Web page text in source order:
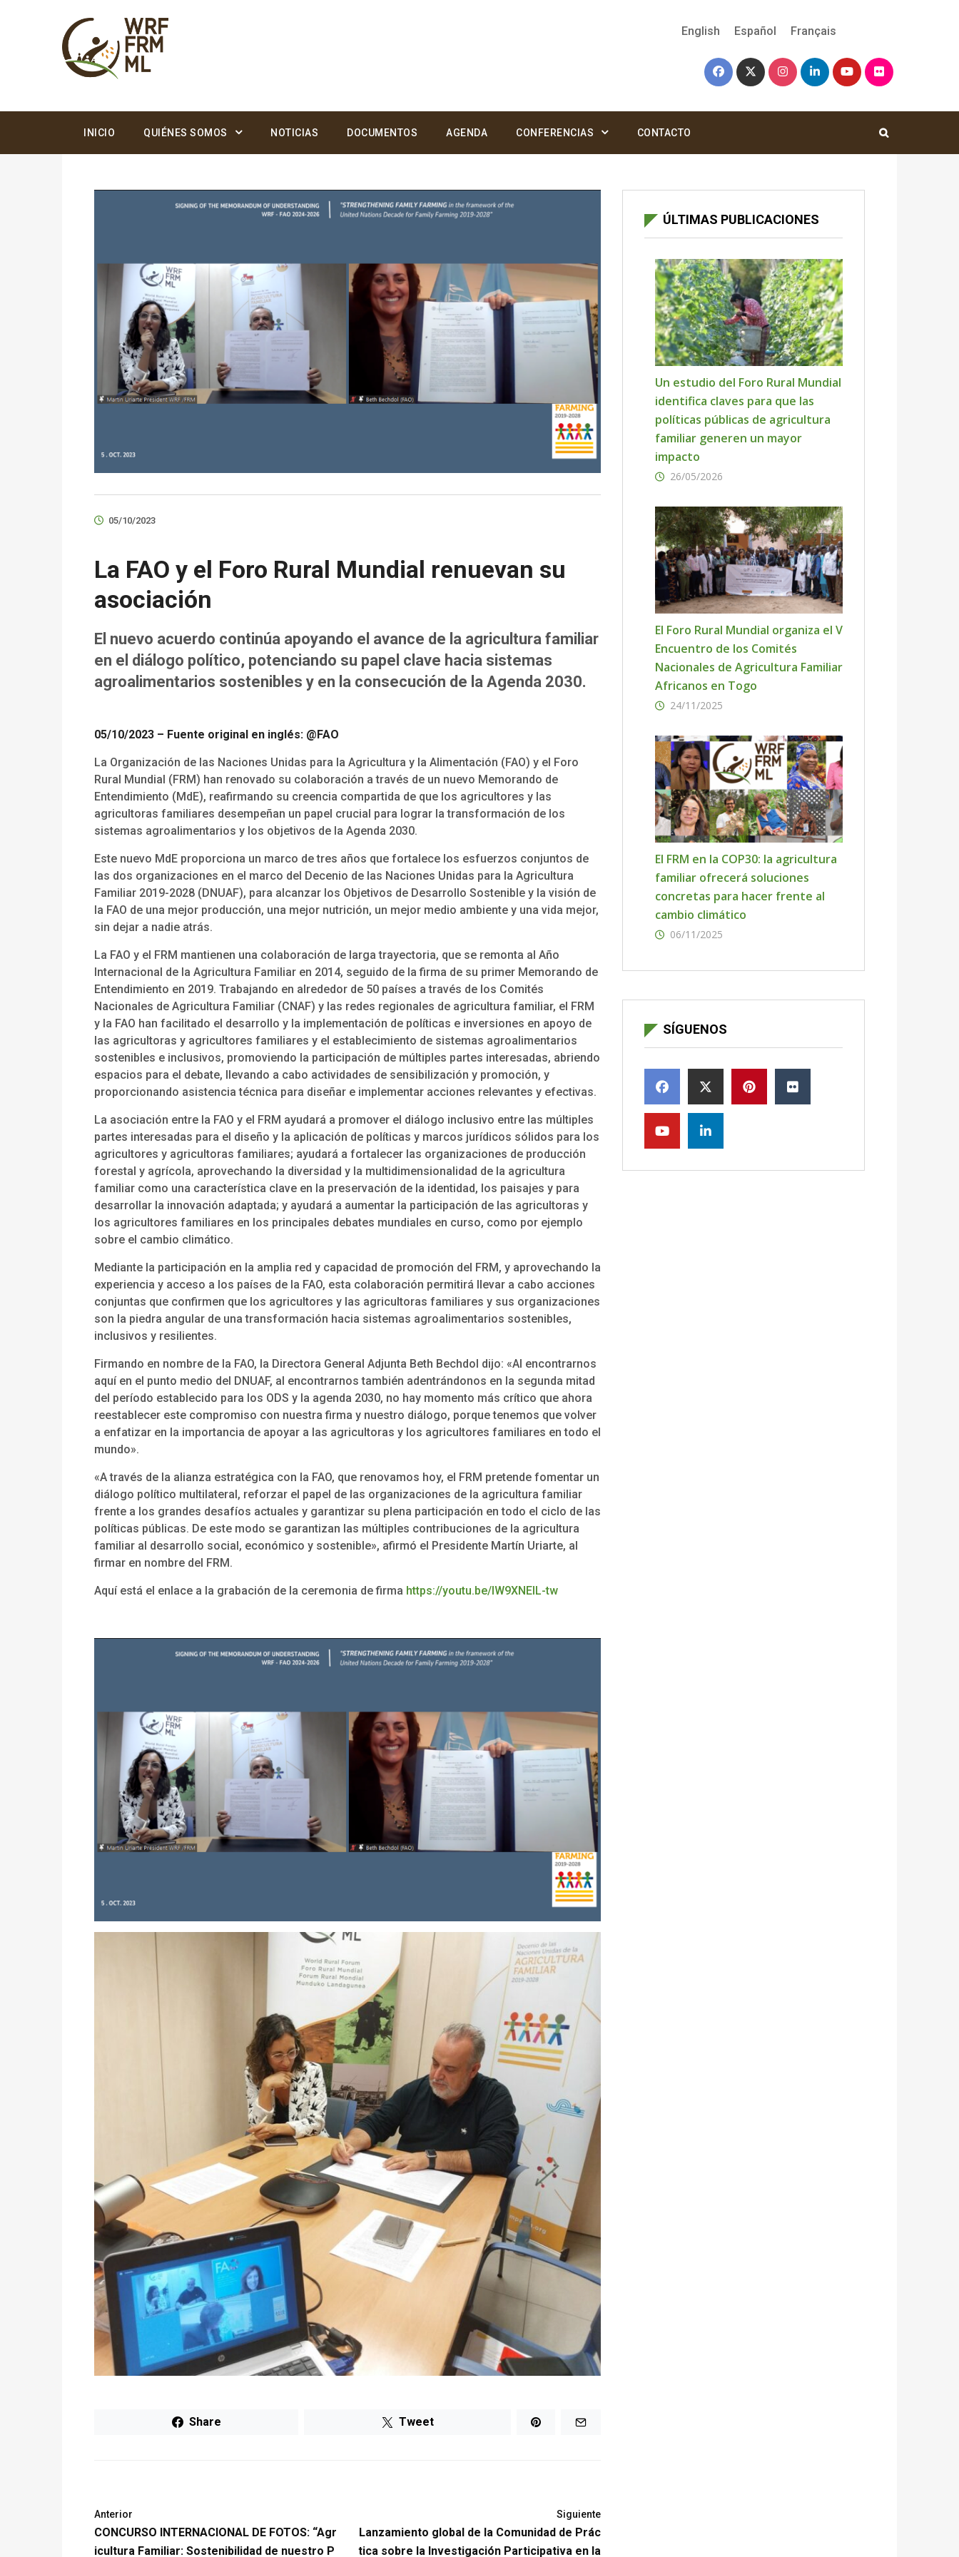
English Español Français
INICIO QUIÉNES SOMOS NOTICIAS DOCUMENTOS AGENDA CONFERENCIAS CONTACTO
05/10/2023
La FAO y el Foro Rural Mundial renuevan su
asociación
El nuevo acuerdo continúa apoyando el avance de la agricultura familiar
en el diálogo político, potenciando su papel clave hacia sistemas
agroalimentarios sostenibles y en la consecución de la Agenda 2030.
05/10/2023 – Fuente original en inglés: @FAO
La Organización de las Naciones Unidas para la Agricultura y la Alimentación (FAO) y el Foro
Rural Mundial (FRM) han renovado su colaboración a través de un nuevo Memorando de
Entendimiento (MdE), reafirmando su creencia compartida de que los agricultores y las
agricultoras familiares desempeñan un papel crucial para lograr la transformación de los
sistemas agroalimentarios y los objetivos de la Agenda 2030.
Este nuevo MdE proporciona un marco de tres años que fortalece los esfuerzos conjuntos de
las dos organizaciones en el marco del Decenio de las Naciones Unidas para la Agricultura
Familiar 2019-2028 (DNUAF), para alcanzar los Objetivos de Desarrollo Sostenible y la visión de
la FAO de una mejor producción, una mejor nutrición, un mejor medio ambiente y una vida mejor,
sin dejar a nadie atrás.
La FAO y el FRM mantienen una colaboración de larga trayectoria, que se remonta al Año
Internacional de la Agricultura Familiar en 2014, seguido de la firma de su primer Memorando de
Entendimiento en 2019. Trabajando en alrededor de 50 países a través de los Comités
Nacionales de Agricultura Familiar (CNAF) y las redes regionales de agricultura familiar, el FRM
y la FAO han facilitado el desarrollo y la implementación de políticas e inversiones en apoyo de
las agricultoras y agricultores familiares y el establecimiento de sistemas agroalimentarios
sostenibles e inclusivos, promoviendo la participación de múltiples partes interesadas, abriendo
espacios para el debate, llevando a cabo actividades de sensibilización y promoción, y
proporcionando asistencia técnica para diseñar e implementar acciones relevantes y efectivas.
La asociación entre la FAO y el FRM ayudará a promover el diálogo inclusivo entre las múltiples
partes interesadas para el diseño y la aplicación de políticas y marcos jurídicos sólidos para los
agricultores y agricultoras familiares; ayudará a fortalecer las organizaciones de producción
forestal y agrícola, aprovechando la diversidad y la multidimensionalidad de la agricultura
familiar como una característica clave en la preservación de la identidad, los paisajes y para
desarrollar la innovación adaptada; y ayudará a aumentar la participación de las agricultoras y
los agricultores familiares en los principales debates mundiales en curso, como por ejemplo
sobre el cambio climático.
Mediante la participación en la amplia red y capacidad de promoción del FRM, y aprovechando la
experiencia y acceso a los países de la FAO, esta colaboración permitirá llevar a cabo acciones
conjuntas que confirmen que los agricultores y las agricultoras familiares y sus organizaciones
son la piedra angular de una transformación hacia sistemas agroalimentarios sostenibles,
inclusivos y resilientes.
Firmando en nombre de la FAO, la Directora General Adjunta Beth Bechdol dijo: «Al encontrarnos
aquí en el punto medio del DNUAF, al encontrarnos también adentrándonos en la segunda mitad
del período establecido para los ODS y la agenda 2030, no hay momento más crítico que ahora
reestablecer este compromiso con nuestra firma y nuestro diálogo, porque tenemos que volver
a enfatizar en la importancia de apoyar a las agricultoras y los agricultores familiares en todo el
mundo».
«A través de la alianza estratégica con la FAO, que renovamos hoy, el FRM pretende fomentar un
diálogo político multilateral, reforzar el papel de las organizaciones de la agricultura familiar
frente a los grandes desafíos actuales y garantizar su plena participación en todo el ciclo de las
políticas públicas. De este modo se garantizan las múltiples contribuciones de la agricultura
familiar al desarrollo social, económico y sostenible», afirmó el Presidente Martín Uriarte, al
firmar en nombre del FRM.
Aquí está el enlace a la grabación de la ceremonia de firma https://youtu.be/IW9XNElL-tw
Share Tweet
Anterior
CONCURSO INTERNACIONAL DE FOTOS: “Agr
icultura Familiar: Sostenibilidad de nuestro P
Siguiente
Lanzamiento global de la Comunidad de Prác
tica sobre la Investigación Participativa en la
ÚLTIMAS PUBLICACIONES
Un estudio del Foro Rural Mundial
identifica claves para que las
políticas públicas de agricultura
familiar generen un mayor
impacto
26/05/2026
El Foro Rural Mundial organiza el V
Encuentro de los Comités
Nacionales de Agricultura Familiar
Africanos en Togo
24/11/2025
El FRM en la COP30: la agricultura
familiar ofrecerá soluciones
concretas para hacer frente al
cambio climático
06/11/2025
SÍGUENOS